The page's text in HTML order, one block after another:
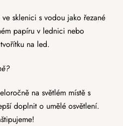
sklenici s vodou jako řezané
papíru v lednici nebo
na led.
na světlém místě s
doplnit o umělé osvětlení.